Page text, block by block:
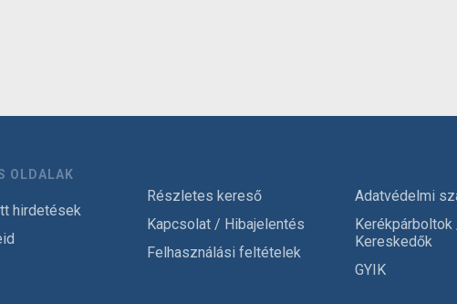
OLDALAK
hirdetések
Részletes kereső
Kapcsolat / Hibajelentés
Felhasználási feltételek
Adatvédelmi
Kerékpárboltok
Kereskedők
GYIK